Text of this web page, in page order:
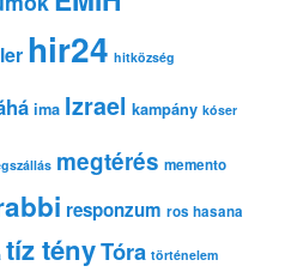
hir24 hitközség
ima Izrael kampány kóser
megtérés memento
responzum ros hasana
tíz tényTóra történelem